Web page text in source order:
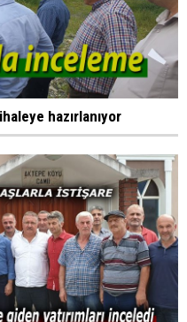
hazırlanıyor